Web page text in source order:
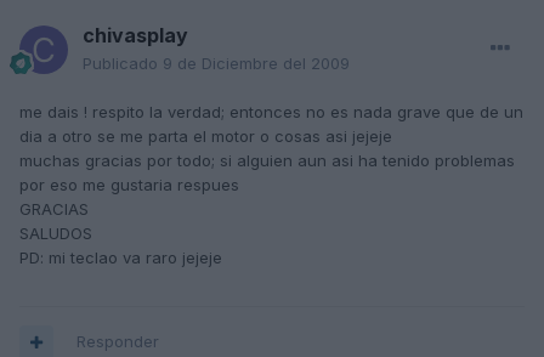
chivasplay
Publicado 9 de Diciembre del 2009
me dais ! respito la verdad; entonces no es nada grave que de un
dia a otro se me parta el motor o cosas asi jejeje
muchas gracias por todo; si alguien aun asi ha tenido problemas
por eso me gustaria respues
GRACIAS
SALUDOS
PD: mi teclao va raro jejeje
Responder